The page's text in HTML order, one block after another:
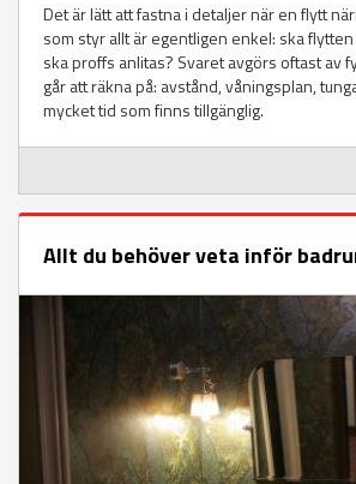
Det är lätt att fastna i detaljer när en flytt
som styr allt är egentligen enkel: ska
ska proffs anlitas? Svaret avgörs oftast av
går att räkna på: avstånd, våningsplan,
mycket tid som finns tillgänglig.
Allt du behöver veta inför